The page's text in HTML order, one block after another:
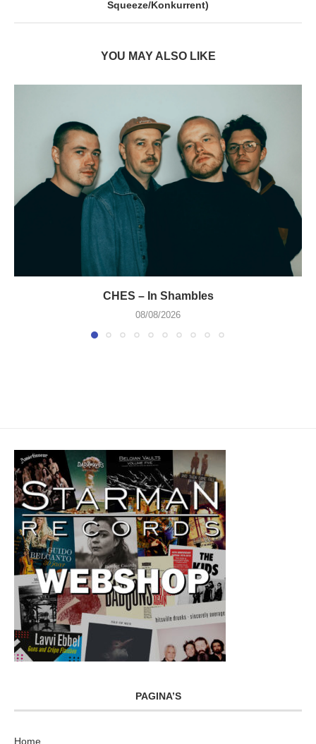
Squeeze/Konkurrent)
YOU MAY ALSO LIKE
CHES – In Shambles
08/08/2026
PAGINA’S
Home